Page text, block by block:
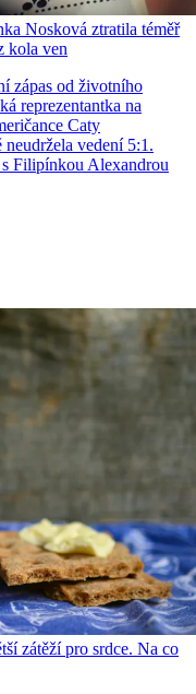
Nosková ztratila téměř
kola ven
zápas od životního
reprezentantka na
Caty
vedení 5:1.
Filipínkou Alexandrou
zátěží pro srdce. Na co